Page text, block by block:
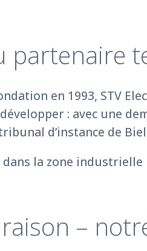
partenaire
en 1993, STV
: avec une
d’instance de
la zone
–